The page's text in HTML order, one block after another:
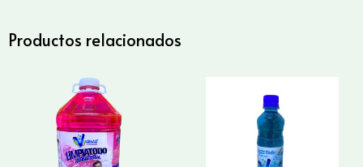
Productos relacionados